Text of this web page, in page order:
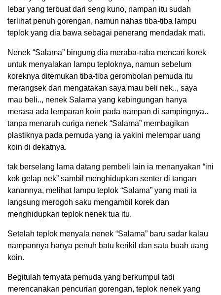
lebar yang terbuat dari seng kuno, nampan itu sudah
terlihat penuh gorengan, namun nahas tiba-tiba lampu
teplok yang dia bawa sebagai penerang mendadak mati.
Nenek “Salama” bingung dia meraba-raba mencari korek
untuk menyalakan lampu teploknya, namun sebelum
koreknya ditemukan tiba-tiba gerombolan pemuda itu
merangsek dan mengatakan saya mau beli nek.., saya
mau beli.., nenek Salama yang kebingungan hanya
merasa ada lemparan koin pada nampan di sampingnya..
tanpa menaruh curiga nenek “Salama” membagikan
plastiknya pada pemuda yang ia yakini melempar uang
koin di dekatnya.
tak berselang lama datang pembeli lain ia menanyakan “ini
kok gelap nek” sambil menghidupkan senter di tangan
kanannya, melihat lampu teplok “Salama” yang mati ia
langsung merogoh saku mengambil korek dan
menghidupkan teplok nenek tua itu.
Setelah teplok menyala nenek “Salama” baru sadar kalau
nampannya hanya penuh batu kerikil dan satu buah uang
koin.
Begitulah ternyata pemuda yang berkumpul tadi
merencanakan pencurian gorengan, teplok nenek yang